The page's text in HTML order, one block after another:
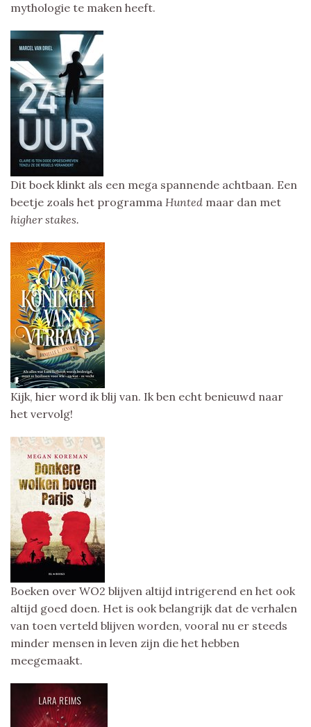
mythologie te maken heeft.
Dit boek klinkt als een mega spannende achtbaan. Een
beetje zoals het programma Hunted maar dan met
higher stakes.
Kijk, hier word ik blij van. Ik ben echt benieuwd naar
het vervolg!
Boeken over WO2 blijven altijd intrigerend en het ook
altijd goed doen. Het is ook belangrijk dat de verhalen
van toen verteld blijven worden, vooral nu er steeds
minder mensen in leven zijn die het hebben
meegemaakt.